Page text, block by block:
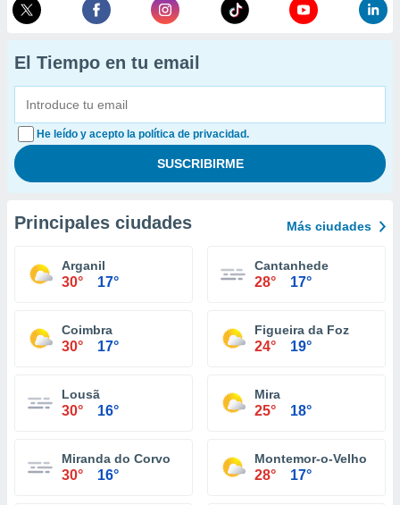
El Tiempo en tu email
He leído y acepto la política de privacidad.
Principales ciudades Más ciudades
Arganil
30° 17°
Cantanhede
28° 17°
Coimbra
30° 17°
Figueira da Foz
24° 19°
Lousã
30° 16°
Mira
25° 18°
Miranda do Corvo
30° 16°
Montemor-o-Velho
28° 17°